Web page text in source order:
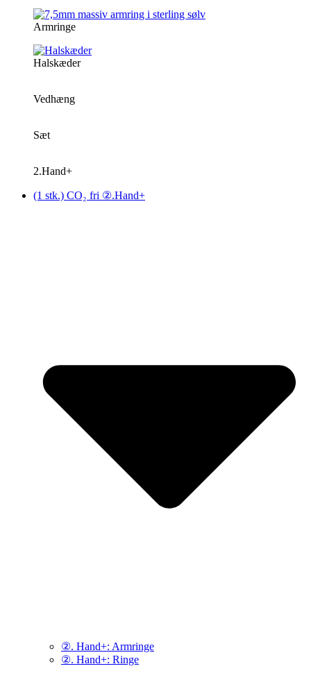
Armringe
Halskæder
Vedhæng
Sæt
2.Hand+
(1 stk.) CO₂ fri ②.Hand+
②. Hand+: Armringe
②. Hand+: Ringe